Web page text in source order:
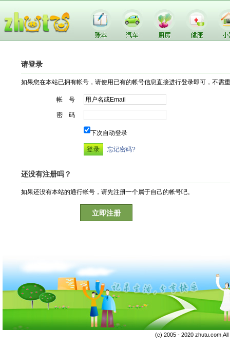
请登录
如果您在本站已拥有帐号，请使用已有的帐号信息直接进行登录即可，不需
帐 号
密 码
下次自动登录
忘记密码?
还没有注册吗？
如果还没有本站的通行帐号，请先注册一个属于自己的帐号吧。
立即注册
(c) 2005 - 2020